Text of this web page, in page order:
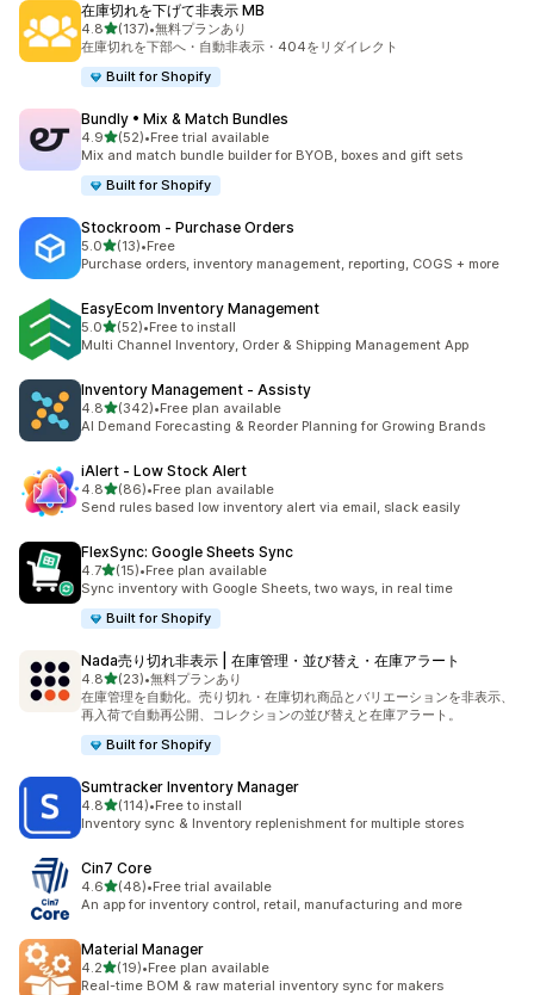
在庫切れを下げて非表示 MB
4.85つ星中
(137)
合計レビュー数：137件
•無料プランあり
在庫切れを下部へ・自動非表示・404をリダイレクト
Built for Shopify
Bundly • Mix & Match Bundles
4.95つ星中
(52)
合計レビュー数：52件
•Free trial available
Mix and match bundle builder for BYOB, boxes and gift sets
Built for Shopify
Stockroom ‑ Purchase Orders
5.05つ星中
(13)
合計レビュー数：13件
•Free
Purchase orders, inventory management, reporting, COGS + more
EasyEcom Inventory Management
5.05つ星中
(52)
合計レビュー数：52件
•Free to install
Multi Channel Inventory, Order & Shipping Management App
Inventory Management ‑ Assisty
4.85つ星中
(342)
合計レビュー数：342件
•Free plan available
AI Demand Forecasting & Reorder Planning for Growing Brands
iAlert ‑ Low Stock Alert
4.85つ星中
(86)
合計レビュー数：86件
•Free plan available
Send rules based low inventory alert via email, slack easily
FlexSync: Google Sheets Sync
4.75つ星中
(15)
合計レビュー数：15件
•Free plan available
Sync inventory with Google Sheets, two ways, in real time
Built for Shopify
Nada売り切れ非表示 | 在庫管理・並び替え・在庫アラート
4.85つ星中
(23)
合計レビュー数：23件
•無料プランあり
在庫管理を自動化。売り切れ・在庫切れ商品とバリエーションを非表示、
再入荷で自動再公開、コレクションの並び替えと在庫アラート。
Built for Shopify
Sumtracker Inventory Manager
4.85つ星中
(114)
合計レビュー数：114件
•Free to install
Inventory sync & Inventory replenishment for multiple stores
Cin7 Core
4.65つ星中
(48)
合計レビュー数：48件
•Free trial available
An app for inventory control, retail, manufacturing and more
Material Manager
4.25つ星中
(19)
合計レビュー数：19件
•Free plan available
Real-time BOM & raw material inventory sync for makers